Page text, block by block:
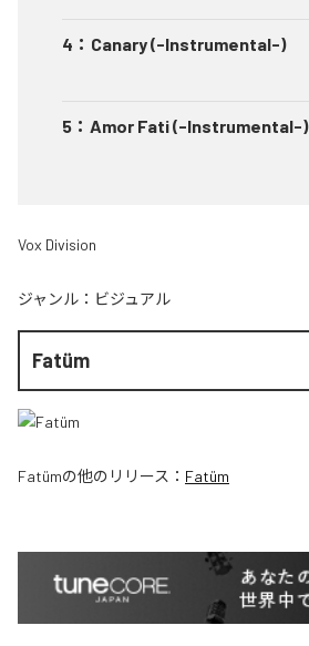
4 ： Canary (-Instrumental-)
5 ： Amor Fati (-Instrumental-)
Vox Division
ジャンル： ビジュアル
Fatüm
Fatümの他のリリース： Fatüm